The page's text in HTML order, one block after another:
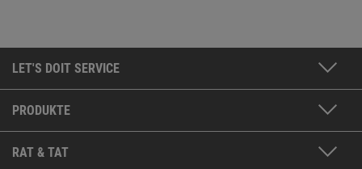
LET'S DOIT SERVICE
PRODUKTE
RAT & TAT